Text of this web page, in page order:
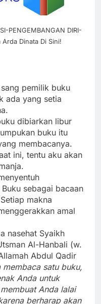
PENGEMBANGAN DIRI-
Dinata Di Sini!
pemilik buku
ada yang setia
dibiarkan libur
buku itu
membacanya.
ini, tentu aku akan
sebagai bacaan
makna
amal
nasehat Syaikh
Al-Hanbali (w.
Abdul Qadir
membaca satu buku,
Anda untuk
Anda lalai
berharap akan